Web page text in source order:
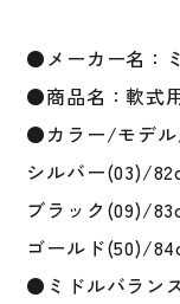
●メーカー名：
●商品名：軟式
●カラー/モデル
シルバー(03)/
ブラック(09)/
ゴールド(50)/
●ミドルバラン